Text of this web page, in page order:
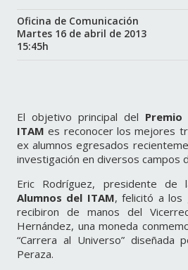
Oficina de Comunicación
Martes 16 de abril de 2013
15:45h
El objetivo principal del
ITAM es reconocer los mejores
ex alumnos egresados
investigación en diversos campos
Eric Rodríguez, presidente
Alumnos del ITAM, felicitó a los
recibiron de manos del
Hernández, una moneda
“Carrera al Universo” diseñada
Peraza.